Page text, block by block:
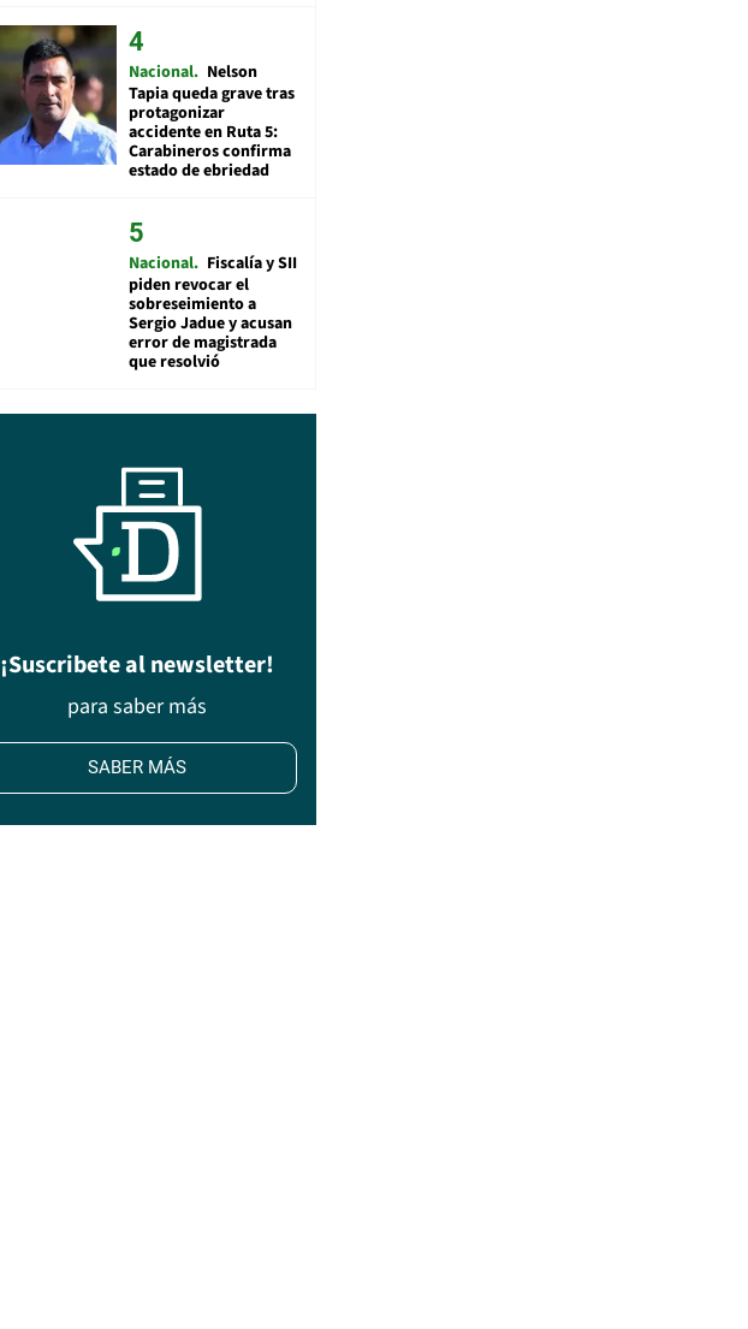
Nacional Nelson
Tapia queda grave tras
protagonizar
accidente en Ruta 5:
Carabineros confirma
estado de ebriedad
Nacional Fiscalía y SII
piden revocar el
sobreseimiento a
Sergio Jadue y acusan
error de magistrada
que resolvió
¡Suscribete al newsletter!
para saber más
SABER MÁS